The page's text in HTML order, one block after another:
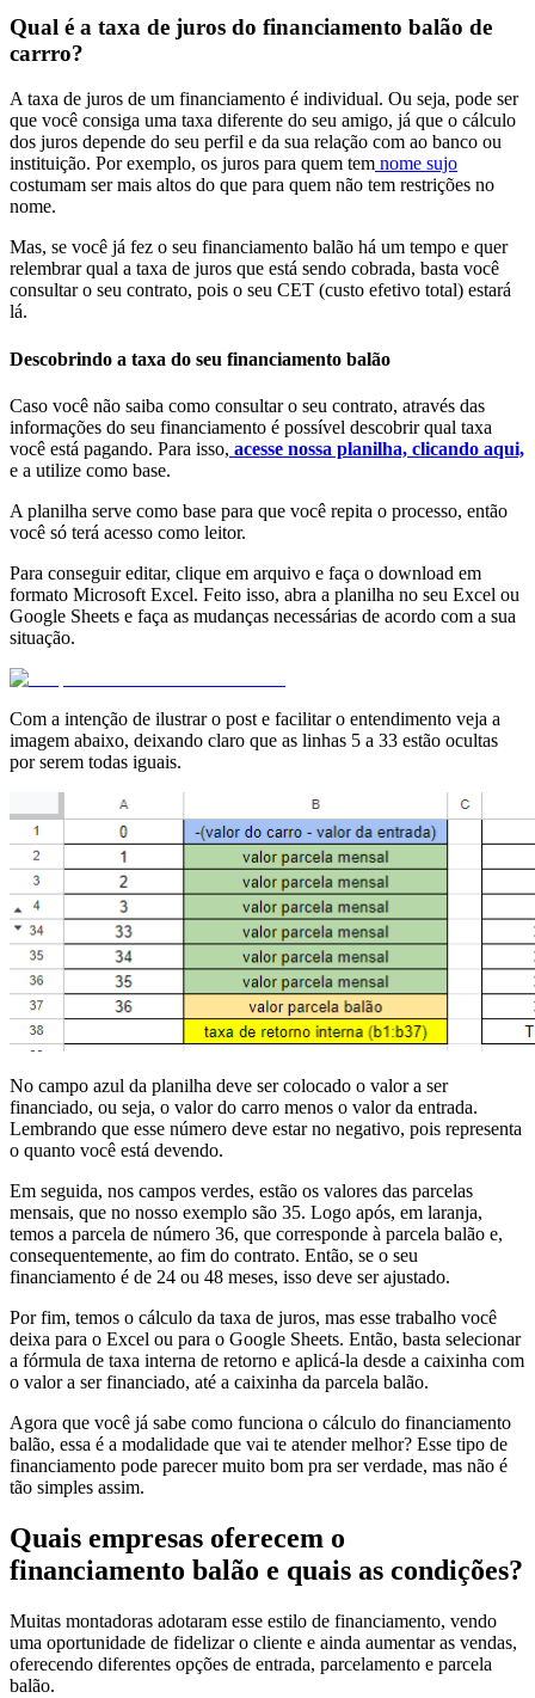
Qual é a taxa de juros do financiamento balão de
carrro?
A taxa de juros de um financiamento é individual. Ou seja, pode ser
que você consiga uma taxa diferente do seu amigo, já que o cálculo
dos juros depende do seu perfil e da sua relação com ao banco ou
instituição. Por exemplo, os juros para quem tem nome sujo
costumam ser mais altos do que para quem não tem restrições no
nome.
Mas, se você já fez o seu financiamento balão há um tempo e quer
relembrar qual a taxa de juros que está sendo cobrada, basta você
consultar o seu contrato, pois o seu CET (custo efetivo total) estará
lá.
Descobrindo a taxa do seu financiamento balão
Caso você não saiba como consultar o seu contrato, através das
informações do seu financiamento é possível descobrir qual taxa
você está pagando. Para isso, acesse nossa planilha, clicando aqui,
e a utilize como base.
A planilha serve como base para que você repita o processo, então
você só terá acesso como leitor.
Para conseguir editar, clique em arquivo e faça o download em
formato Microsoft Excel. Feito isso, abra a planilha no seu Excel ou
Google Sheets e faça as mudanças necessárias de acordo com a sua
situação.
Com a intenção de ilustrar o post e facilitar o entendimento veja a
imagem abaixo, deixando claro que as linhas 5 a 33 estão ocultas
por serem todas iguais.
No campo azul da planilha deve ser colocado o valor a ser
financiado, ou seja, o valor do carro menos o valor da entrada.
Lembrando que esse número deve estar no negativo, pois representa
o quanto você está devendo.
Em seguida, nos campos verdes, estão os valores das parcelas
mensais, que no nosso exemplo são 35. Logo após, em laranja,
temos a parcela de número 36, que corresponde à parcela balão e,
consequentemente, ao fim do contrato. Então, se o seu
financiamento é de 24 ou 48 meses, isso deve ser ajustado.
Por fim, temos o cálculo da taxa de juros, mas esse trabalho você
deixa para o Excel ou para o Google Sheets. Então, basta selecionar
a fórmula de taxa interna de retorno e aplicá-la desde a caixinha com
o valor a ser financiado, até a caixinha da parcela balão.
Agora que você já sabe como funciona o cálculo do financiamento
balão, essa é a modalidade que vai te atender melhor? Esse tipo de
financiamento pode parecer muito bom pra ser verdade, mas não é
tão simples assim.
Quais empresas oferecem o
financiamento balão e quais as condições?
Muitas montadoras adotaram esse estilo de financiamento, vendo
uma oportunidade de fidelizar o cliente e ainda aumentar as vendas,
oferecendo diferentes opções de entrada, parcelamento e parcela
balão.